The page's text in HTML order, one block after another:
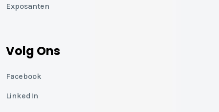
Exposanten
Volg Ons
Facebook
LinkedIn